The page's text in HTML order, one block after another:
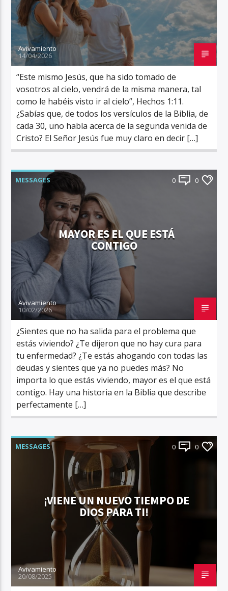
Avivamiento
14/04/2026
“Este mismo Jesús, que ha sido tomado de
vosotros al cielo, vendrá de la misma manera, tal
como le habéis visto ir al cielo”, Hechos 1:11.
¿Sabías que, de todos los versículos de la Biblia, de
cada 30, uno habla acerca de la segunda venida de
Cristo? El Señor Jesús fue muy claro en decir […]
MESSAGES 0 0
MAYOR ES EL QUE ESTÁ
CONTIGO
Avivamiento
10/02/2026
¿Sientes que no ha salida para el problema que
estás viviendo? ¿Te dijeron que no hay cura para
tu enfermedad? ¿Te estás ahogando con todas las
deudas y sientes que ya no puedes más? No
importa lo que estás viviendo, mayor es el que está
contigo. Hay una historia en la Biblia que describe
perfectamente […]
MESSAGES 0 0
¡VIENE UN NUEVO TIEMPO DE
DIOS PARA TI!
Avivamiento
20/08/2025